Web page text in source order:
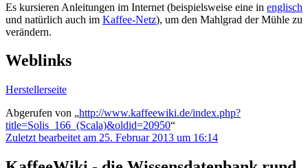
Es kursieren Anleitungen im Internet (beispielsweise eine in englisch
und natürlich auch im Kaffee-Netz), um den Mahlgrad der Mühle zu
verändern.
Weblinks
Herstellerseite
Abgerufen von „http://www.kaffeewiki.de/index.php?
title=Solis_166_(Scala)&oldid=20950“
Zuletzt bearbeitet am 25. Februar 2013 um 16:14